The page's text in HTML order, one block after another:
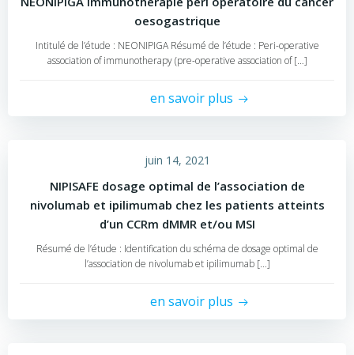
oesogastrique
Intitulé de l’étude : NEONIPIGA Résumé de l’étude : Peri-operative
association of immunotherapy (pre-operative association of […]
en savoir plus
juin 14, 2021
NIPISAFE dosage optimal de l’association de
nivolumab et ipilimumab chez les patients atteints
d’un CCRm dMMR et/ou MSI
Résumé de l’étude : Identification du schéma de dosage optimal de
l’association de nivolumab et ipilimumab […]
en savoir plus